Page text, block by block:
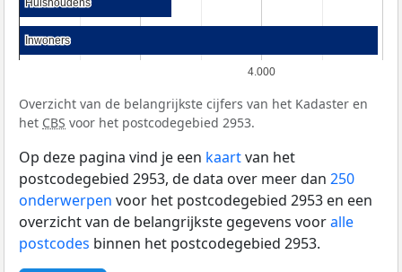
4.000
Inwoners
Inwoners
Overzicht van de belangrijkste cijfers van het Kadaster en
het CBS voor het postcodegebied 2953.
Op deze pagina vind je een kaartvan het
postcodegebied 2953, de data over meer dan 250
onderwerpen voor het postcodegebied 2953 en een
overzicht van de belangrijkste gegevens vooralle
postcodes binnen het postcodegebied 2953.